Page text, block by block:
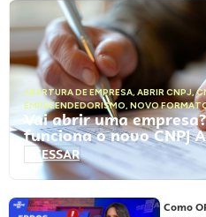
ABERTURA DE EMPRESA, ABRIR CNPJ,
EMPREENDEDORISMO, NOVO
Vai abrir uma
funciona o novo CNPJ
ACESSAR
Como